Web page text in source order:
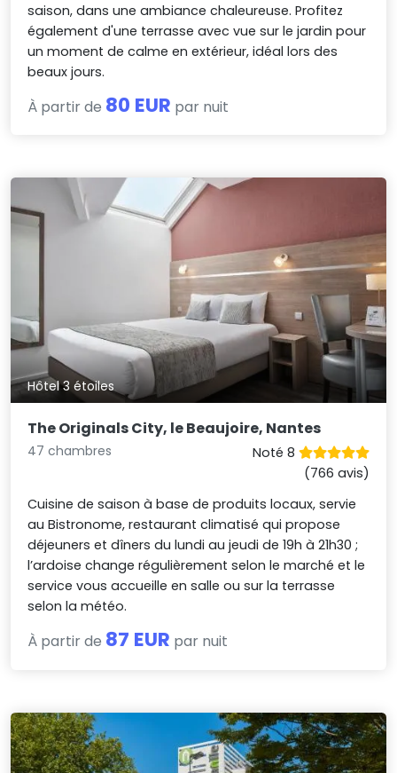
saison, dans une ambiance chaleureuse. Profitez
également d'une terrasse avec vue sur le jardin pour
un moment de calme en extérieur, idéal lors des
beaux jours.
À partir de 80 EUR par nuit
Hôtel 3 étoiles
The Originals City, le Beaujoire, Nantes
47 chambres
Noté 8
(766 avis)
Cuisine de saison à base de produits locaux, servie
au Bistronome, restaurant climatisé qui propose
déjeuners et dîners du lundi au jeudi de 19h à 21h30 ;
l’ardoise change régulièrement selon le marché et le
service vous accueille en salle ou sur la terrasse
selon la météo.
À partir de 87 EUR par nuit